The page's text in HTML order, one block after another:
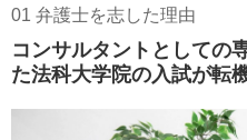
01 弁護士を志した理由
コンサルタントとしての
た法科大学院の入試が転